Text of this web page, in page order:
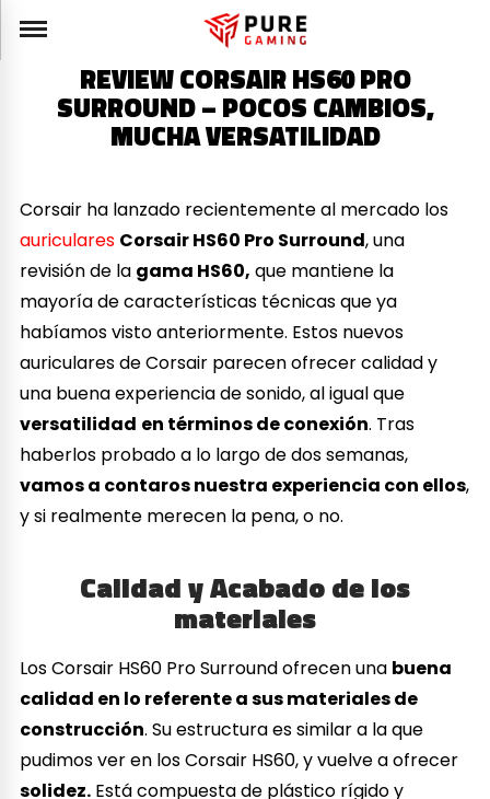
REVIEW CORSAIR HS60 PRO
SURROUND – POCOS CAMBIOS,
MUCHA VERSATILIDAD
Corsair ha lanzado recientemente al mercado los
auriculares Corsair HS60 Pro Surround, una
revisión de la gama HS60, que mantiene la
mayoría de características técnicas que ya
habíamos visto anteriormente. Estos nuevos
auriculares de Corsair parecen ofrecer calidad y
una buena experiencia de sonido, al igual que
versatilidad en términos de conexión. Tras
haberlos probado a lo largo de dos semanas,
vamos a contaros nuestra experiencia con ellos,
y si realmente merecen la pena, o no.
Calidad y Acabado de los
materiales
Los Corsair HS60 Pro Surround ofrecen una buena
calidad en lo referente a sus materiales de
construcción. Su estructura es similar a la que
pudimos ver en los Corsair HS60, y vuelve a ofrecer
solidez. Está compuesta de plástico rígido y